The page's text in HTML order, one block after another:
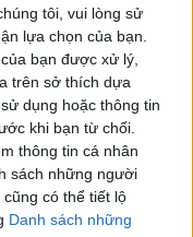
tôi, vui lòng sử
lựa chọn của bạn.
bạn được xử lý,
trên sở thích dựa
dụng hoặc thông tin
khi bạn từ chối.
thông tin cá nhân
sách những người
có thể tiết lộ
Danh sách những
Classic